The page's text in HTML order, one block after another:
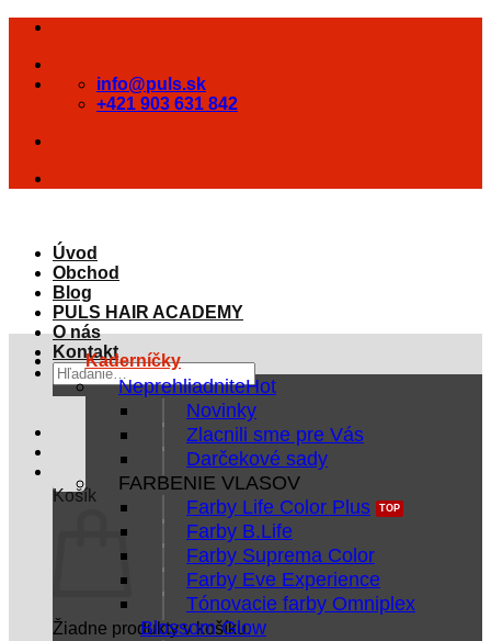
Skip
content
info@puls.sk
+421 903 631 842
Úvod
Obchod
Blog
PULS HAIR ACADEMY
O nás
Kontakt
Hľadať:
Košík
Žiadne produkty v košíku.
Kaderníčky
Neprehliadnite
Novinky
Zlacnili sme pre Vás
Darčekové sady
FARBENIE VLASOV
Farby Life Color Plus
Farby B.Life
Farby Suprema Color
Farby Eve Experience
Tónovacie farby Omniplex
Blossom Glow